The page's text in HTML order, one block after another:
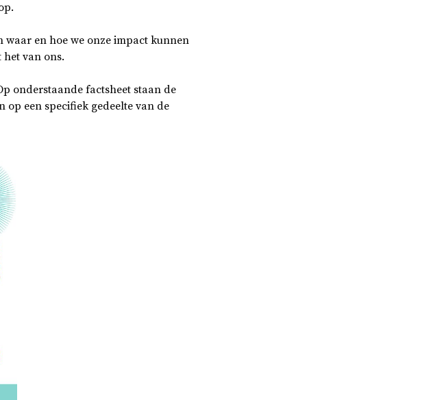
waar en hoe we onze impact kunnen
van ons.
onderstaande factsheet staan de
op een specifiek gedeelte van de